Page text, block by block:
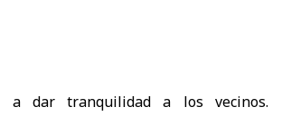
a dar tranquilidad a los vecinos.